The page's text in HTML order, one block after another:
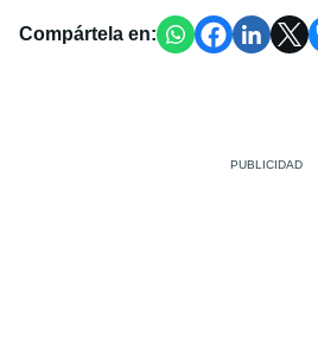
Compártela en: